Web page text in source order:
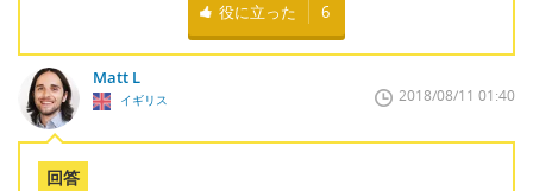
役に立った 6
Matt L
イギリス 2018/08/11 01:40
回答